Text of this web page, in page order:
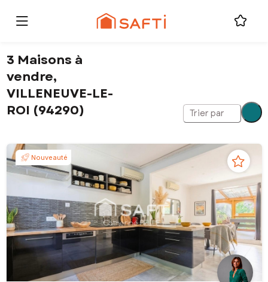
3 Maisons à
vendre,
VILLENEUVE-LE-
ROI (94290)
Trier par
Nouveauté